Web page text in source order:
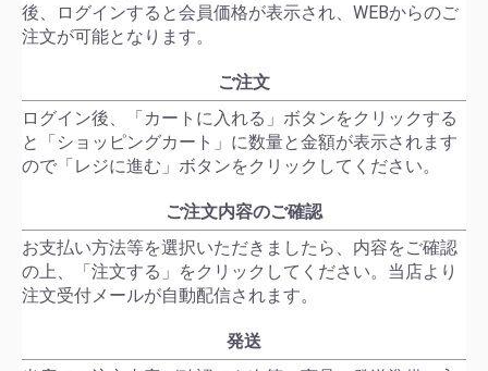
後、ログインすると会員価格が表示され、WEBからのご
注文が可能となります。
ご注文
ログイン後、「カートに入れる」ボタンをクリックする
と「ショッピングカート」に数量と金額が表示されます
ので「レジに進む」ボタンをクリックしてください。
ご注文内容のご確認
お支払い方法等を選択いただきましたら、内容をご確認
の上、「注文する」をクリックしてください。当店より
注文受付メールが自動配信されます。
発送